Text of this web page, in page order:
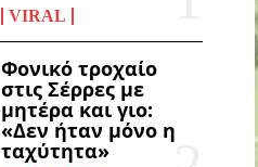
VIRAL
Φονικό τροχαίο
στις Σέρρες με
μητέρα και γιο:
«Δεν ήταν μόνο η
ταχύτητα»